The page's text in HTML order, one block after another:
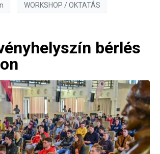
WORKSHOP / OKTATÁS
bérlés